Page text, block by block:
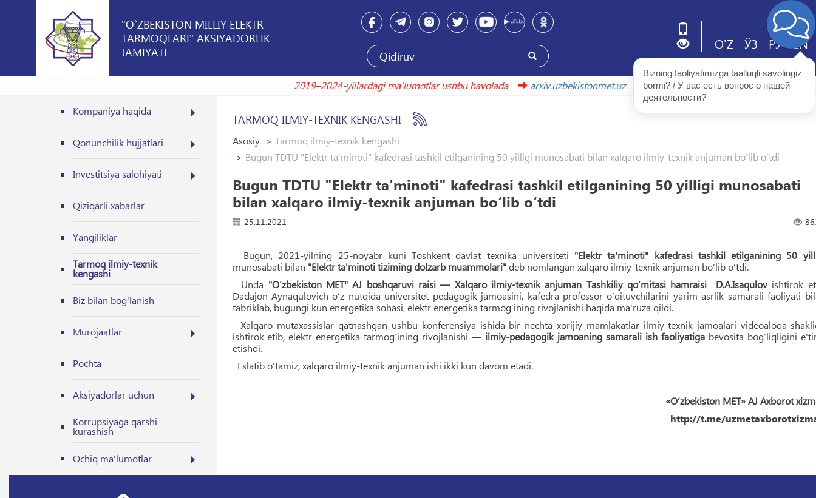
"O`ZBEKISTON MILLIY ELEKTR
TARMOQLARI" AKSIYADORLIK
JAMIYATI
O'Z ЎЗ РУ EN
2019–2024-yillardagi maʼlumotlar ushbu havolada
arxiv.uzbekistonmet.uz
Kompaniya haqida
Qonunchilik hujjatlari
Investitsiya salohiyati
Qiziqarli xabarlar
Yangiliklar
Tarmoq ilmiy-texnik
kengashi
Biz bilan bog'lanish
Murojaatlar
Pochta
Aksiyadorlar uchun
Korrupsiyaga qarshi
kurashish
Ochiq ma'lumotlar
TARMOQ ILMIY-TEXNIK KENGASHI
Asosiy
Tarmoq ilmiy-texnik kengashi
Bugun TDTU "Elektr ta'minoti" kafedrasi tashkil etilganining 50 yilligi munosabati bilan xalqaro ilmiy-texnik anjuman bo‘lib o‘tdi
Bugun TDTU "Elektr ta'minoti" kafedrasi tashkil etilganining 50 yilligi munosabati
bilan xalqaro ilmiy-texnik anjuman bo‘lib o‘tdi
25.11.2021
Bugun, 2021-yilning 25-noyabr kuni Toshkent davlat texnika universiteti "Elektr ta'minoti" kafedrasi tashkil etilganining 50
munosabati bilan "Elektr ta'minoti tiziming dolzarb muammolari"deb nomlangan xalqaro ilmiy-texnik anjuman bo‘lib o‘tdi.
Unda "O‘zbekiston MET" AJ boshqaruvi raisi — Xalqaro ilmiy-texnik anjuman Tashkiliy qo‘mitasi hamraisi D.A.Isaqulovishtirok
Dadajon Aynaqulovich o‘z nutqida universitet pedagogik jamoasini, kafedra professor-o‘qituvchilarini yarim asrlik samarali faoliyati
tabriklab, bugungi kun energetika sohasi, elektr energetika tarmog‘ining rivojlanishi haqida ma'ruza qildi.
Xalqaro mutaxassislar qatnashgan ushbu konferensiya ishida bir nechta xorijiy mamlakatlar ilmiy-texnik jamoalari videoaloqa
ishtirok etib, elektr energetika tarmog‘ining rivojlanishi — ilmiy-pedagogik jamoaning samarali ish faoliyatigabevosita bog‘liqligini
etishdi.
Eslatib o‘tamiz, xalqaro ilmiy-texnik anjuman ishi ikki kun davom etadi.
«O‘zbekiston MET» AJ Axborot
http://t.me/
Bizning faoliyatimizga taalluqli savolingiz
bormi? / У вас есть вопрос о нашей
деятельности?